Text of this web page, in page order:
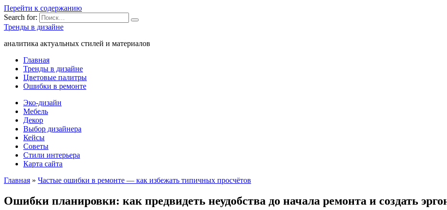
Перейти к содержанию
Search for:
Тренды в дизайне
аналитика актуальных стилей и материалов
Главная
Тренды в дизайне
Цветовые палитры
Ошибки в ремонте
Эко-дизайн
Мебель
Декор
Выбор дизайнера
Кейсы
Советы
Стили интерьера
Карта сайта
Главная » Частые ошибки в ремонте — как избежать типичных просчётов
Ошибки планировки: как предвидеть неудобства до начала ремонта и создать